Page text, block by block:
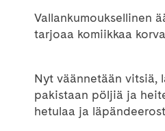
Vallankumouksellinen
tarjoaa komiikkaa
Nyt väännetään vitsiä,
pakistaan pöljiä ja
hetulaa ja